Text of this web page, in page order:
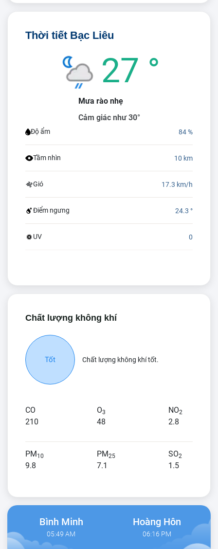
Thời tiết Bạc Liêu
27 °
Mưa rào nhẹ
Cảm giác như 30°
Độ ẩm 84 %
Tầm nhìn 10 km
Gió 17.3 km/h
Điểm ngưng 24.3 °
UV 0
Chất lượng không khí
Tốt Chất lượng không khí tốt.
CO
210
O3
48
NO2
2.8
PM10
9.8
PM25
7.1
SO2
1.5
Bình Minh
05:49 AM
Hoàng Hôn
06:16 PM